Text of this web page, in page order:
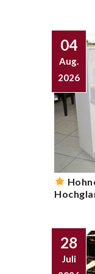
04
Aug.
2026
28
Juli